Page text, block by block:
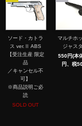
ソード・カトラ
ス ver.Ⅱ ABS
【受注生産 限定
品
／キャンセル不
可】
※商品説明ご必
読
SOLD OUT
マルチホ
ジャス
550円(本
円、税